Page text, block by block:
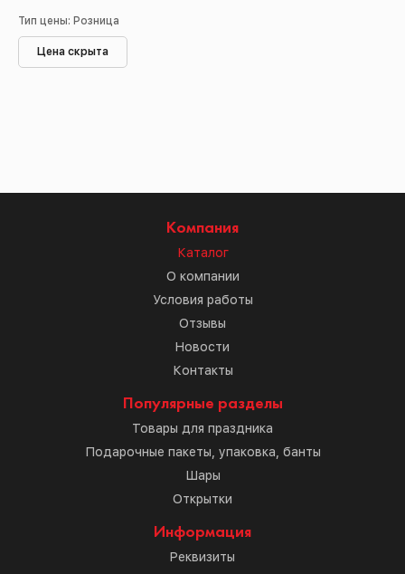
Тип цены: Розница
Цена скрыта
Компания
Каталог
О компании
Условия работы
Отзывы
Новости
Контакты
Популярные разделы
Товары для праздника
Подарочные пакеты, упаковка, банты
Шары
Открытки
Информация
Реквизиты